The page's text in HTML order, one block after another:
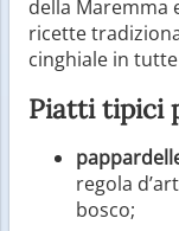
della Maremma
ricette
cinghiale in
Piatti tipici
regola
bosco;